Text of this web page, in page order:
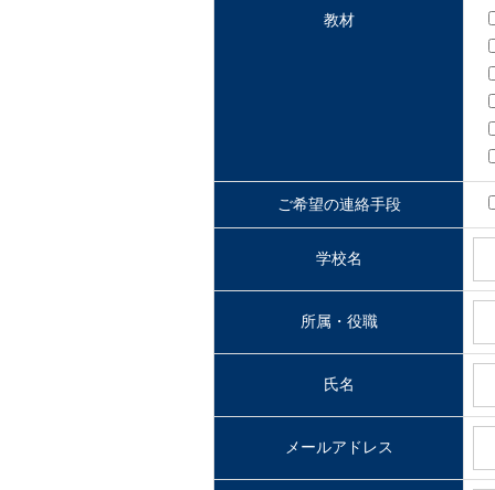
教材
ご希望の連絡手段
学校名
所属・役職
氏名
メールアドレス